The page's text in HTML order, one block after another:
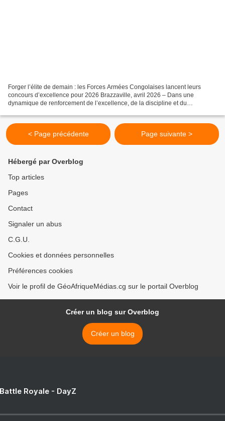
Forger l’élite de demain : les Forces Armées Congolaises lancent leurs
concours d’excellence pour 2026 Brazzaville, avril 2026 – Dans une
dynamique de renforcement de l’excellence, de la discipline et du
< Page précédente Page suivante >
Hébergé par Overblog
Top articles
Pages
Contact
Signaler un abus
C.G.U.
Cookies et données personnelles
Préférences cookies
Voir le profil de GéoAfriqueMédias.cg sur le portail Overblog
Créer un blog sur Overblog
Créer un blog
Royale - DayZ